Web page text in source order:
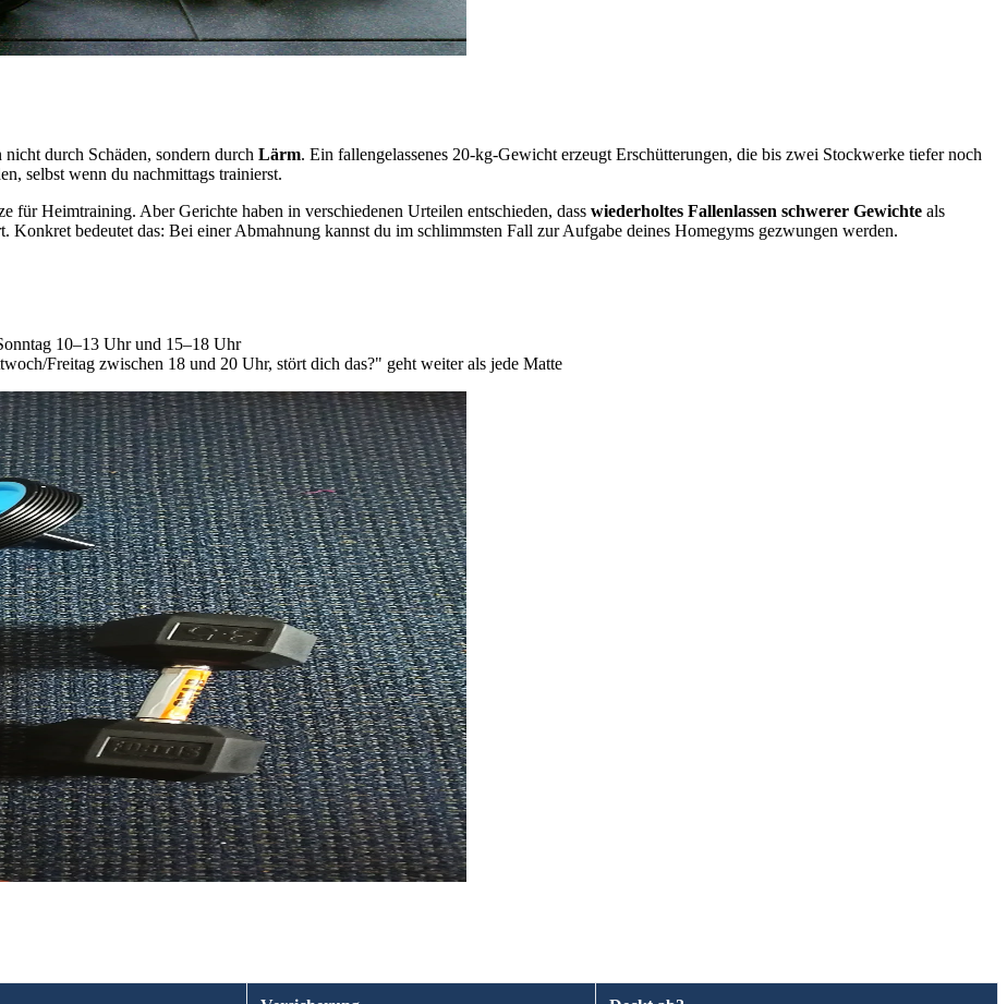
durch Schäden, sondern durch Lärm. Ein fallengelassenes 20-kg-Gewicht erzeugt Erschütterungen, die bis zwei Stockwerke tiefer noch
selbst wenn du nachmittags trainierst.
für Heimtraining. Aber Gerichte haben in verschiedenen Urteilen entschieden, dass wiederholtes Fallenlassen schwerer Gewichte als
bedeutet das: Bei einer Abmahnung kannst du im schlimmsten Fall zur Aufgabe deines Homegyms gezwungen werden.
10–13 Uhr und 15–18 Uhr
Freitag zwischen 18 und 20 Uhr, stört dich das?" geht weiter als jede Matte